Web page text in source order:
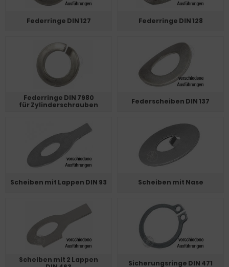
Federringe DIN 127 Federringe DIN 128
Federringe DIN 7980
für Zylinderschrauben
Federscheiben DIN 137
Scheiben mit Lappen DIN 93 Scheiben mit Nase
Scheiben mit 2 Lappen
Sicherungsringe DIN 471